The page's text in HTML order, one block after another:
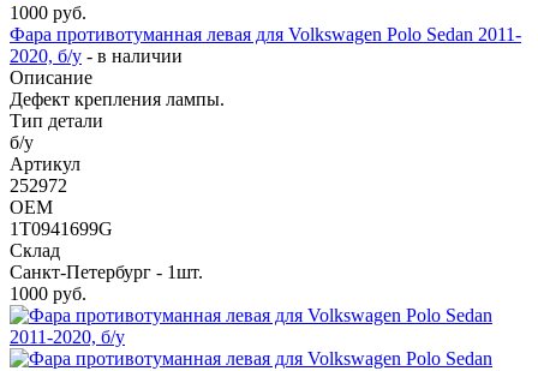
1000 руб.
Фара противотуманная левая для Volkswagen Polo Sedan 2011-
2020, б/у - в наличии
Описание
Дефект крепления лампы.
Тип детали
б/у
Артикул
252972
OEM
1T0941699G
Склад
Санкт-Петербург - 1шт.
1000 руб.